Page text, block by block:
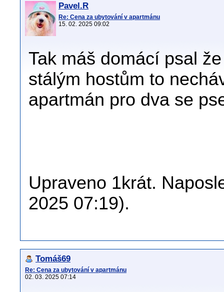
Pavel.R
Re: Cena za ubytování v apartmánu
15. 02. 2025 09:02
Tak máš domácí psal
stálým hostům to
apartmán pro dva se
Upraveno 1krát.
2025 07:19).
Tomáš69
Re: Cena za ubytování v apartmánu
02. 03. 2025 07:14